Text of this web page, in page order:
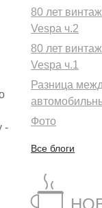
-
80 лет
Vespa ч.2
80 лет
Vespa ч.1
Разница
Фото
Все блоги